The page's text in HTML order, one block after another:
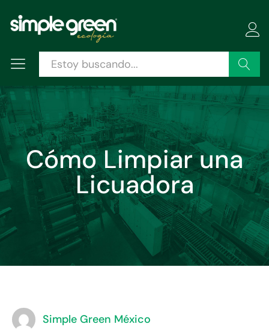
Buscar
Cómo Limpiar una
Licuadora
Simple Green México